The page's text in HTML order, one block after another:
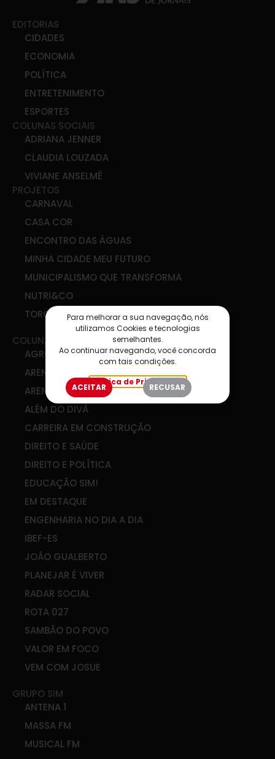
EDITORIAS
CIDADES
ECONOMIA
POLÍTICA
ENTRETENIMENTO
ESPORTES
COLUNAS SOCIAIS
ADRIANA JENNER
CLAUDIA LOUZADA
VIVIANE ANSELMÉ
PROJETOS
CARNAVAL
CASA COR
ENCONTRO DAS ÁGUAS
MINHA CIDADE MEU FUTURO
MUNICIPALISMO QUE TRANSFORMA
NUTRI&CO
TORCIDA SIM
COLUNAS
AGRO & COOP
ARENA DE IDEIAS
ARENA DIGITAL
ALÉM DO DIVÃ
CARREIRA EM CONSTRUÇÃO
DIREITO E SAÚDE
DIREITO E POLÍTICA
EDUCAÇÃO SIM!
EM DESTAQUE
ENGENHARIA NO DIA A DIA
IBEF-ES
JOÃO GUALBERTO
PLANEJAR É VIVER
RADAR SOCIAL
ROTA 027
SAMBÃO DO POVO
VALOR EM FOCO
VEM COM JOSUE
GRUPO SIM
ANTENA 1
MASSA FM
MUSICAL FM
Para melhorar a sua navegação, nós
utilizamos Cookies e tecnologias
semelhantes.
Ao continuar navegando, você concorda
com tais condições.
Política de Privacidade
ACEITAR RECUSAR